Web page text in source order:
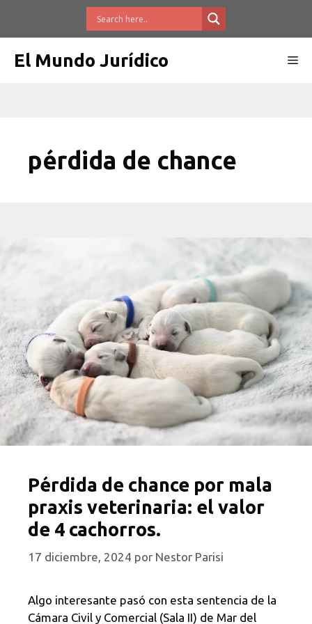
El Mundo Jurídico
pérdida de chance
Pérdida de chance por mala
praxis veterinaria: el valor
de 4 cachorros.
17 diciembre, 2024 por Nestor Parisi
Algo interesante pasó con esta sentencia de la
Cámara Civil y Comercial (Sala II) de Mar del